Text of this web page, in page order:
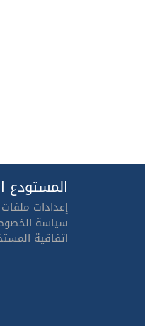
المستودع
إعدادات
سياسة
اتفاقية